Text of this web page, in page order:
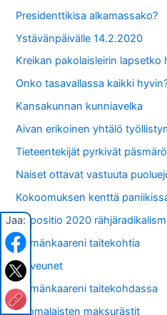
Presidenttikisa alkamassako?
Ystävänpäivälle 14.2.2020
Kreikan pakolaisleirin lapsetko
Onko tasavallassa kaikki
Kansakunnan kunniavelka
Aivan erikoinen yhtälö
Tieteentekijät pyrkivät
Naiset ottavat vastuuta
Kokoomuksen kenttä
Oppositio 2020
Elämänkaareni taitekohtia
Valveunet
Elämänkaareni taitekohdassa
Suomalaisten maksurästit
Jaa: